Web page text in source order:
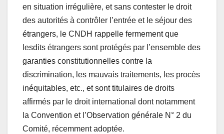
en situation irrégulière, et sans contester le droit
des autorités à contrôler l’entrée et le séjour des
étrangers, le CNDH rappelle fermement que
lesdits étrangers sont protégés par l’ensemble des
garanties constitutionnelles contre la
discrimination, les mauvais traitements, les procès
inéquitables, etc., et sont titulaires de droits
affirmés par le droit international dont notamment
la Convention et l’Observation générale N° 2 du
Comité, récemment adoptée.